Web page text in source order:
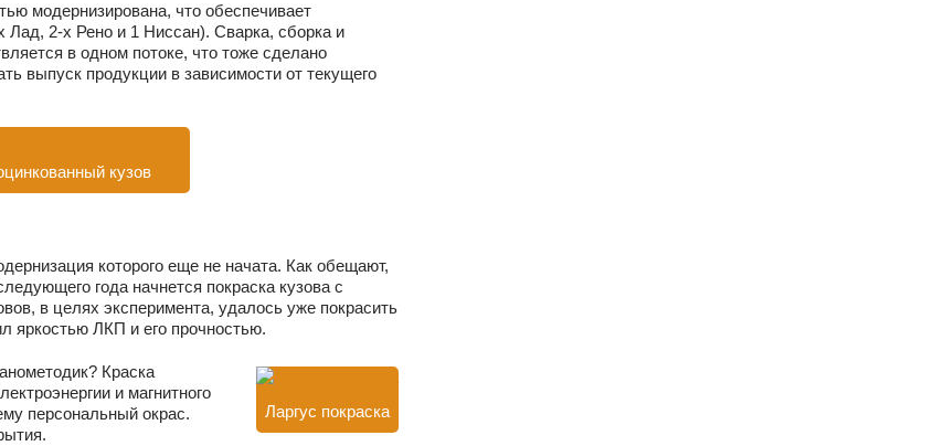
модернизирована, что обеспечивает
2-х Рено и 1 Ниссан). Сварка, сборка и
в одном потоке, что тоже сделано
выпуск продукции в зависимости от текущего
кузов
которого еще не начата. Как обещают,
года начнется покраска кузова с
в целях эксперимента, удалось уже покрасить
яркостью ЛКП и его прочностью.
Ларгус покраска
Краска
и магнитного
персональный окрас.